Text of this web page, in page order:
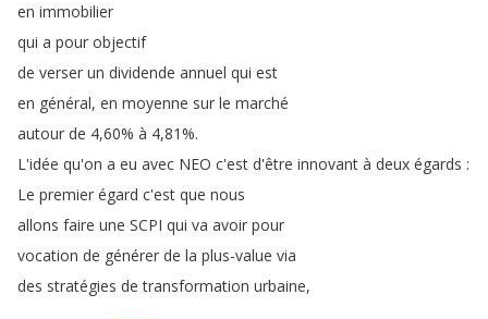
en immobilier
qui a pour objectif
de verser un dividende annuel qui est
en général, en moyenne sur le marché
autour de 4,60% à 4,81%.
L'idée qu'on a eu avec NEO c'est d'être innovant à deux égards :
Le premier égard c'est que nous
allons faire une SCPI qui va avoir pour
vocation de générer de la plus-value via
des stratégies de transformation urbaine,